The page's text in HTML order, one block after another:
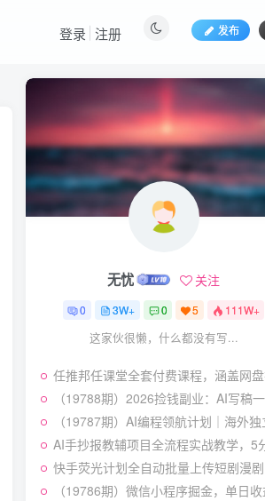
发布
登录 注册
视频号暴力变现玩
人瞬间绘画赛道，手机
均可
25天前 ￥ 5.9
（19404期）2026
电商高需求卖法，长期稳
3 （19545期）AI短剧创
作：
ChatGPT+Seedance2.0
程，从零制作恶毒女配短
全流程
15天前
（19538期）人性思
局短视频教学：20W博
授×标准化流程×字幕封
计×AI提示词×橱窗带货
件实战经验
15天前
5 短视频起号涨粉训练
全类目爆款剪辑实操，账
节奏规划复盘落地教程
18天前 ￥2.9
无忧 关注
0 3W+ 0 5 111W+
这家伙很懒，什么都没有写...
任推邦任课堂全套付费课程，涵盖网盘拉新、短剧小说推广、多平台副业变现等热门赛道，零基础也能轻松
（19788期）2026捡钱副业：AI写稿一单5张，免费派单群，0门槛
（19787期）AI编程领航计划｜海外独立站实战｜多Agent一键建站｜站点开发测试｜冷启动引流｜数据复盘｜出海变现完
AI手抄报教辅项目全流程实战教学，5分钟做的一套手抄报，卖了2000多份，操作简单，月入
快手荧光计划全自动批量上传短剧漫剧，每天轻松几张【揭秘
（19786期）微信小程序掘金，单日收益稳定300+，四种收入来源，真正的靠谱可落